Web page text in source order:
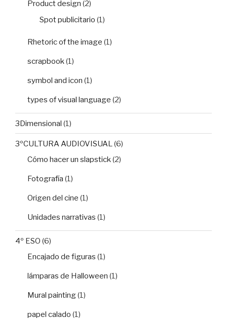
Product design (2)
Spot publicitario (1)
Rhetoric of the image (1)
scrapbook(1)
symbol and icon (1)
types of visual language (2)
3Dimensional (1)
3ºCULTURA AUDIOVISUAL (6)
Cómo hacer un slapstick(2)
Fotografía (1)
Origen del cine (1)
Unidades narrativas (1)
4º ESO (6)
Encajado de figuras (1)
lámparas de Halloween (1)
Mural painting(1)
papel calado (1)